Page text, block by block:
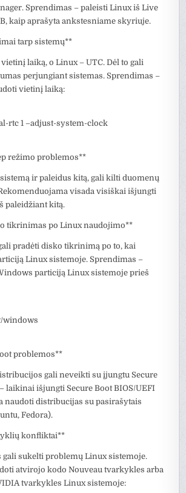
Sprendimas – paleisti Linux iš Live
kaip aprašyta ankstesniame skyriuje.
tarp sistemų**
laiką, o Linux – UTC. Dėl to gali
perjungiant sistemas. Sprendimas –
vietinį laiką:
rtc 1 –adjust-system-clock
režimo problemos**
ir paleidus kitą, gali kilti duomenų
visada visiškai išjungti
paleidžiant kitą.
tikrinimas po Linux naudojimo**
pradėti disko tikrinimą po to, kai
Linux sistemoje. Sprendimas –
particiją Linux sistemoje prieš
windows
problemos**
gali neveikti su įjungtu Secure
laikinai išjungti Secure Boot BIOS/UEFI
naudoti distribucijas su pasirašytais
Fedora).
konfliktai**
sukelti problemų Linux sistemoje.
atvirojo kodo Nouveau tvarkykles arba
tvarkykles Linux sistemoje: